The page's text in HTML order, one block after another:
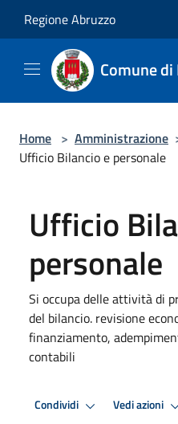
Regione Abruzzo
Comune
Home > Amministrazione
Ufficio Bilancio e personale
Ufficio
personale
Si occupa delle attività di
del bilancio. revisione
finanziamento,
contabili
Condividi Vedi azioni